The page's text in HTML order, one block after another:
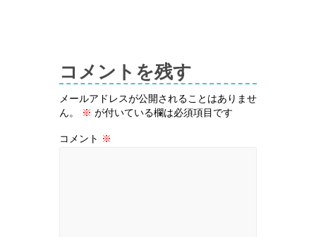
コメントを残す
メールアドレスが公開されることはありませ
ん。
※ が付いている欄は必須項目です
コメント ※